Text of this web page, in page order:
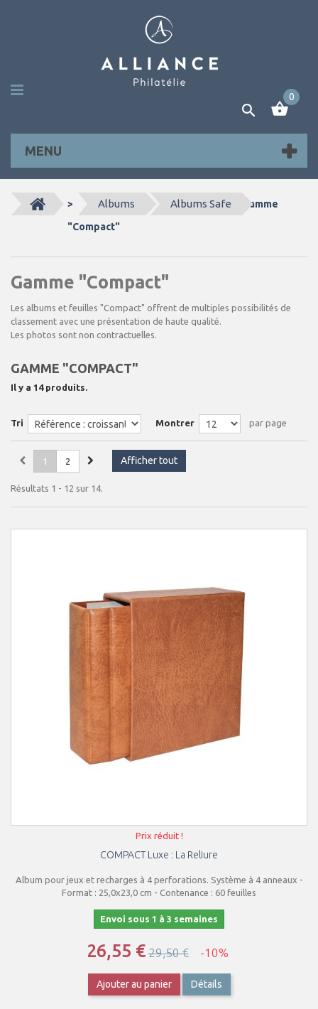
0
MENU
Albums Albums Safe
>
Gamme
"Compact"
Gamme "Compact"
Les albums et feuilles "Compact" offrent de multiples possibilités de
classement avec une présentation de haute qualité.
Les photos sont non contractuelles.
GAMME "COMPACT"
Il y a 14 produits.
Tri Montrer par page
Afficher tout
1 2
Résultats 1 - 12 sur 14.
Prix réduit !
COMPACT Luxe : La Reliure
Album pour jeux et recharges à 4 perforations. Système à 4 anneaux -
Format : 25,0x23,0 cm - Contenance : 60 feuilles
Envoi sous 1 à 3 semaines
26,55 €29,50 € -10%
Ajouter au panier Détails